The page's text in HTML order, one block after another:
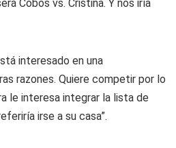
Cobos vs. Cristina. Y nos iría
interesado en una
razones. Quiere competir por lo
le interesa integrar la lista de
irse a su casa”.